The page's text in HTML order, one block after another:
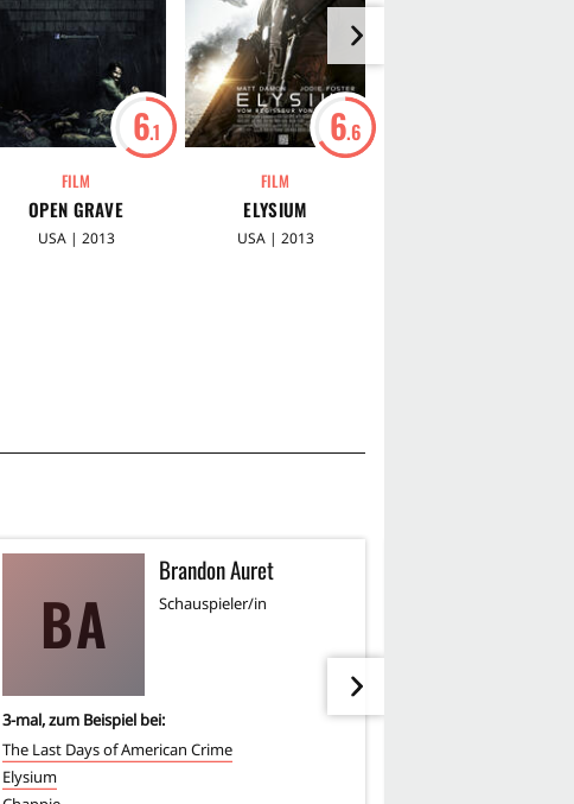
6.1
FILM
OPEN GRAVE
USA | 2013
6.6
FILM
ELYSIUM
USA | 2013
BA
Brandon Auret
Schauspieler/in
3-mal, zum Beispiel bei:
The Last Days of American Crime
Elysium